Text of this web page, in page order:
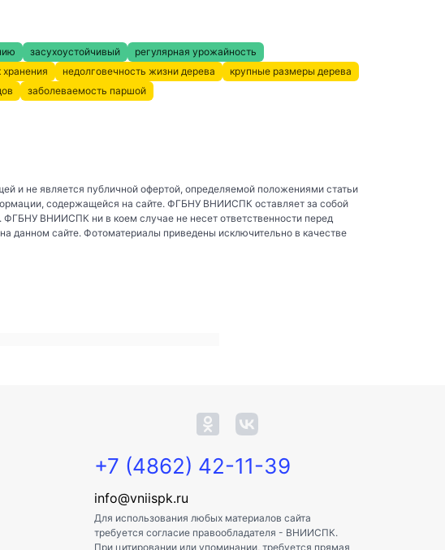
засухоустойчивый
регулярная урожайность
хранения недолговечность жизни дерева
крупные размеры дерева
заболеваемость паршой
и не является публичной офертой, определяемой положениями статьи
содержащейся на сайте. ФГБНУ ВНИИСПК оставляет за собой
ВНИИСПК ни в коем случае не несет ответственности перед
данном сайте. Фотоматериалы приведены исключительно в качестве
+7 (4862) 42-11-39
info@vniispk.ru
Для использования любых материалов сайта
требуется согласие правообладателя - ВНИИСПК.
При цитировании или упоминании, требуется прямая